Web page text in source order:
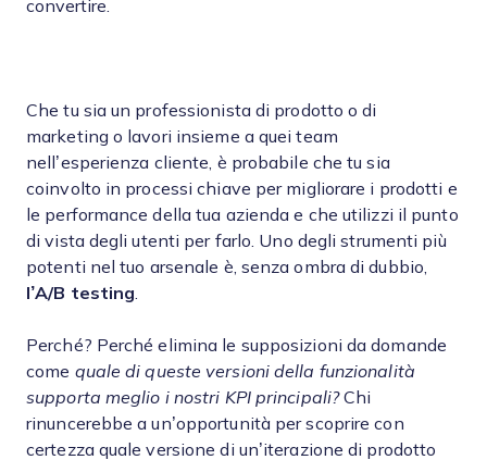
convertire.
Che tu sia un professionista di prodotto o di
marketing o lavori insieme a quei team
nell’esperienza cliente, è probabile che tu sia
coinvolto in processi chiave per migliorare i prodotti e
le performance della tua azienda e che utilizzi il punto
di vista degli utenti per farlo. Uno degli strumenti più
potenti nel tuo arsenale è, senza ombra di dubbio,
l’A/B testing
Perché? Perché elimina le supposizioni da domande
come quale di queste versioni della funzionalità
supporta meglio i nostri KPI principali?Chi
rinuncerebbe a un’opportunità per scoprire con
certezza quale versione di un’iterazione di prodotto